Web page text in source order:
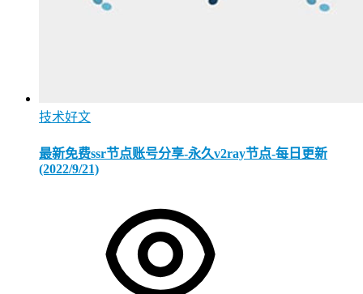
技术好文
最新免费ssr节点账号分享-永久v2ray节点-每日更新
(2022/9/21)